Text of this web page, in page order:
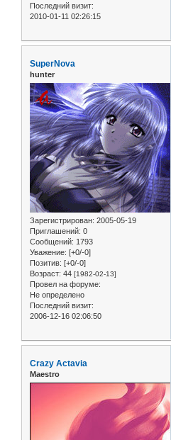
Последний визит:
2010-01-11 02:26:15
SuperNova
hunter
Зарегистрирован: 2005-05-19
Приглашений: 0
Сообщений: 1793
Уважение: [+0/-0]
Позитив: [+0/-0]
Возраст: 44 [1982-02-13]
Провел на форуме:
Не определено
Последний визит:
2006-12-16 02:06:50
Crazy Actavia
Maestro